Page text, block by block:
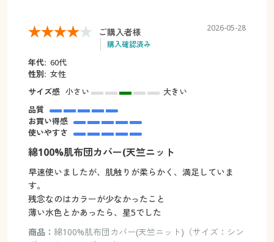
ご購入者様
購入確認済み
2026-05-28
年代: 60代
性別: 女性
サイズ感 小さい
大きい
品質
お買い得感
使いやすさ
綿100%肌布団カバー(天竺ニット
早速使いましたが、肌触りが柔らかく、満足していま
す。
残念なのはカラーが少なかったこと
薄い水色とかあったら、星5でした
商品： 綿100%肌布団カバー(天竺ニット)（サイズ：シン